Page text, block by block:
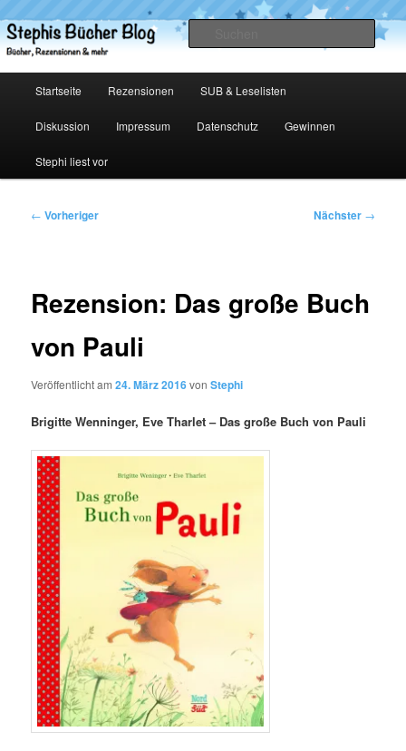
primären
Inhalt
Stephis Bücher Blog
Startseite Rezensionen SUB & Leselisten
Diskussion Impressum Datenschutz Gewinnen
Stephi liest vor
Beitragsnavigation
← Vorheriger Nächster →
Rezension: Das große Buch
von Pauli
Veröffentlicht am24. März 2016vonStephi
Brigitte Wenninger, Eve Tharlet – Das große Buch von Pauli